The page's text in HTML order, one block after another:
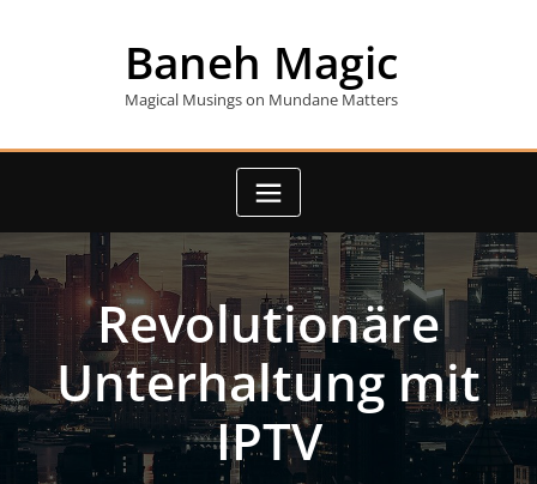
Baneh Magic
Magical Musings on Mundane Matters
Revolutionäre
Unterhaltung mit
IPTV